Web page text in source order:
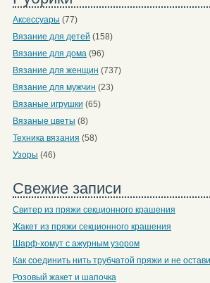
Аксессуары (77)
Вязание для детей (158)
Вязание для дома(96)
Вязание для женщин (737)
Вязание для мужчин (23)
Вязаные игрушки (65)
Вязаные цветы (8)
Техника вязания (58)
Узоры (46)
Свежие записи
Свитер из пряжи секционного крашения
Жакет из пряжи секционного крашения
Шарф-хомут с ажурным узором
Как соединить нить трубчатой пряжи и не
Розовый жакет и шапочка